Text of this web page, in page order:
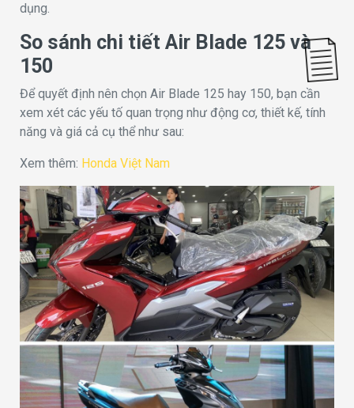
dụng.
So sánh chi tiết Air Blade 125 và
150
Để quyết định nên chọn Air Blade 125 hay 150, bạn cần
xem xét các yếu tố quan trọng như động cơ, thiết kế, tính
năng và giá cả cụ thể như sau:
Xem thêm: Honda Việt Nam